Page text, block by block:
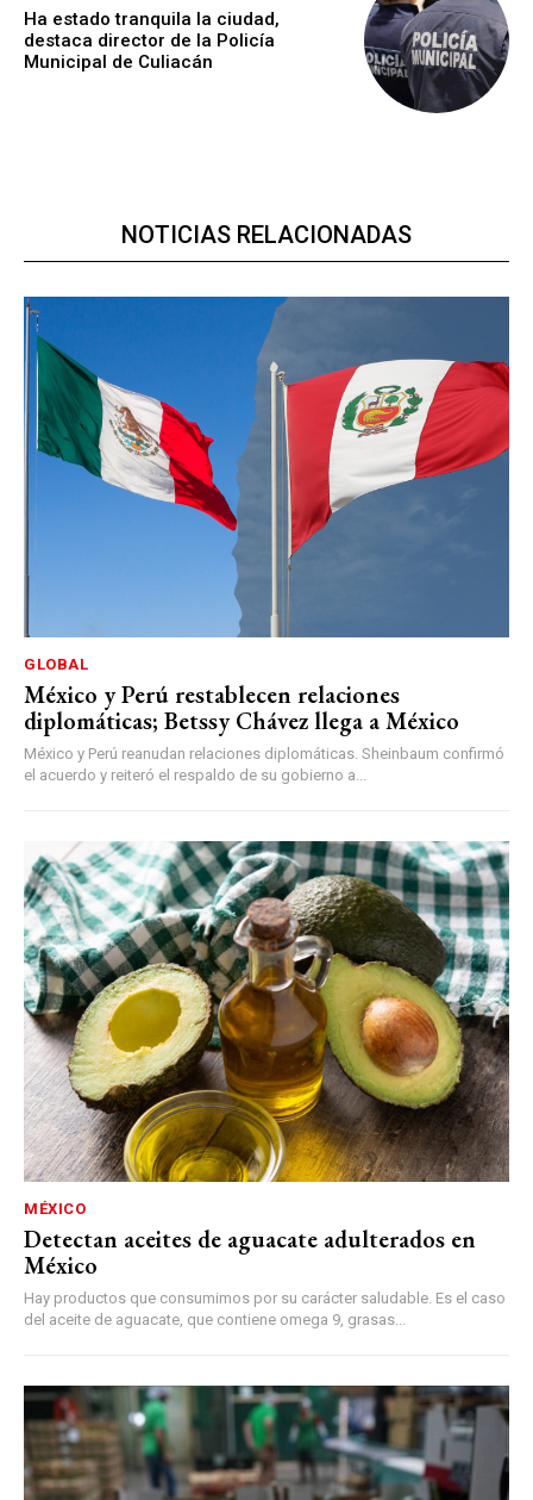
Ha estado tranquila la ciudad,
destaca director de la Policía
Municipal de Culiacán
NOTICIAS RELACIONADAS
GLOBAL
México y Perú restablecen relaciones
diplomáticas; Betssy Chávez llega a México
México y Perú reanudan relaciones diplomáticas. Sheinbaum confirmó
el acuerdo y reiteró el respaldo de su gobierno a...
MÉXICO
Detectan aceites de aguacate adulterados en
México
Hay productos que consumimos por su carácter saludable. Es el caso
del aceite de aguacate, que contiene omega 9, grasas...